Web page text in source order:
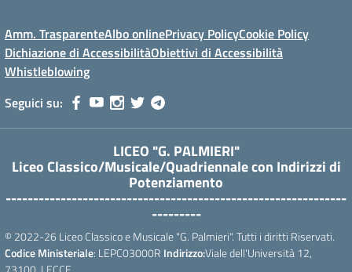
Amm. TrasparenteAlbo onlinePrivacy PolicyCookie Policy
Dichiazione di AccessibilitàObiettivi di Accessibilità
Whistleblowing
Seguici su:
LICEO "G. PALMIERI"
Liceo Classico/Musicale/Quadriennale con Indirizzi di
Potenziamento
--------------------------------------------------------------
---------
© 2022-26 Liceo Classico e Musicale "G. Palmieri". Tutti i diritti Riservati.
Codice Ministeriale: LEPC03000R Indirizzo:Viale dell'Università 12,